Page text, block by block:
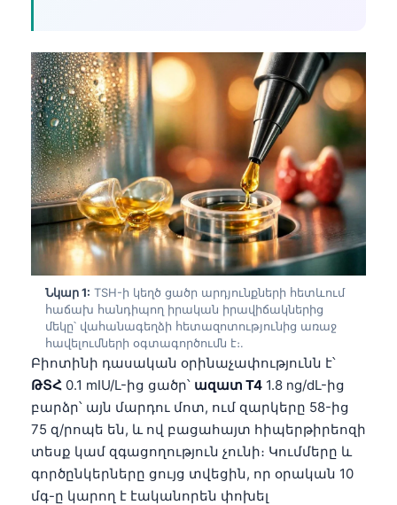
Նկար 1: TSH-ի կեղծ ցածր արդյունքների հետևում
հաճախ հանդիպող իրական իրավիճակներից
մեկը՝ վահանագեղձի հետազոտությունից առաջ
հավելումների օգտագործումն է։.
Բիոտինի դասական օրինաչափությունն է՝
ԹՏՀ 0.1 mIU/L-ից ցածր՝ ազատ T4 1.8 ng/dL-ից
բարձր՝ այն մարդու մոտ, ում զարկերը 58-ից
75 զ/րոպե են, և ով բացահայտ հիպերթիրեոզի
տեսք կամ զգացողություն չունի։ Կումմերը և
գործընկերները ցույց տվեցին, որ օրական 10
մգ-ը կարող է էականորեն փոխել